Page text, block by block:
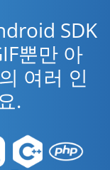
SDK
뿐만 아
여러 인
.